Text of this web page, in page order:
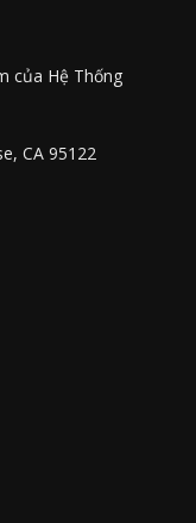
của Hệ Thống
CA 95122